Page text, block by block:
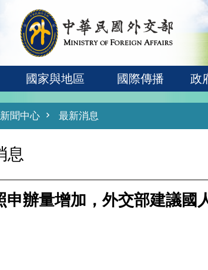
國家與地區 國際傳播 政
新聞中心 最新消息
息
申辦量增加，外交部建議國